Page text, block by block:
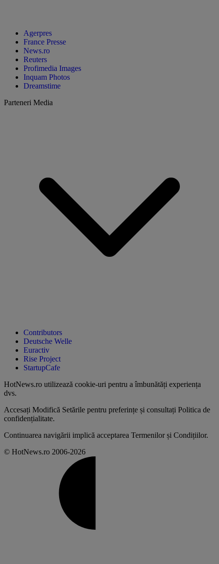
Agerpres
France Presse
News.ro
Reuters
Profimedia Images
Inquam Photos
Dreamstime
Parteneri Media
Contributors
Deutsche Welle
Euractiv
Rise Project
StartupCafe
HotNews.ro utilizează cookie-uri pentru a îmbunătăți experiența
dvs.
Accesați Modifică Setările pentru preferințe și consultați Politica de
confidențialitate.
Continuarea navigării implică acceptarea Termenilor și Condițiilor.
© HotNews.ro 2006-2026